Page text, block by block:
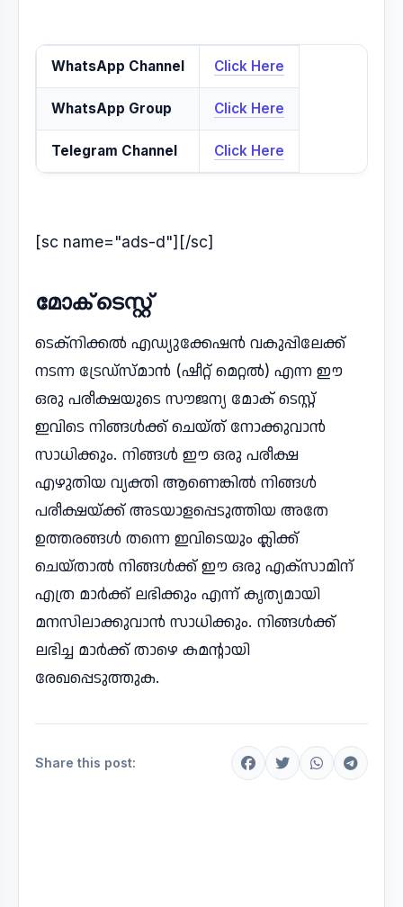
WhatsApp Channel Click Here
WhatsApp Group Click Here
Telegram Channel Click Here
[sc name="ads-d"][/sc]
മോക് ടെസ്റ്റ്
ടെക്നിക്കൽ എഡ്യുക്കേഷൻ വകുപ്പിലേക്ക്
നടന്ന ട്രേഡ്സ്മാൻ (ഷീറ്റ് മെറ്റൽ) എന്ന ഈ
ഒരു പരീക്ഷയുടെ സൗജന്യ മോക് ടെസ്റ്റ്
ഇവിടെ നിങ്ങൾക്ക് ചെയ്ത് നോക്കുവാൻ
സാധിക്കും. നിങ്ങൾ ഈ ഒരു പരീക്ഷ
എഴുതിയ വ്യക്തി ആണെങ്കിൽ നിങ്ങൾ
പരീക്ഷയ്ക്ക് അടയാളപ്പെടുത്തിയ അതേ
ഉത്തരങ്ങൾ തന്നെ ഇവിടെയും ക്ലിക്ക്
ചെയ്താൽ നിങ്ങൾക്ക് ഈ ഒരു എക്സാമിന്
എത്ര മാർക്ക് ലഭിക്കും എന്ന് കൃത്യമായി
മനസിലാക്കുവാൻ സാധിക്കും. നിങ്ങൾക്ക്
ലഭിച്ച മാർക്ക് താഴെ കമന്റായി
രേഖപ്പെടുത്തുക.
Share this post: